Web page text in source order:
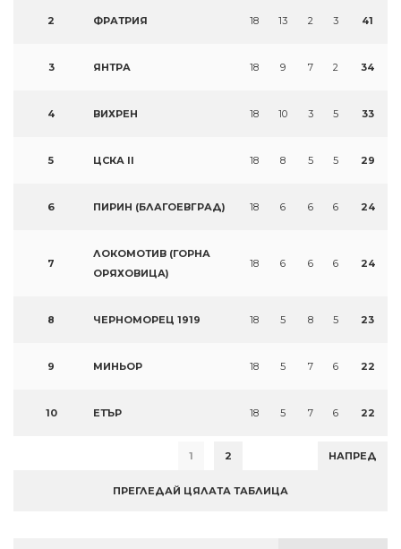
2 ФРАТРИЯ 18 13 2 3 41
3 ЯНТРА 18 9 7 2 34
4 ВИХРЕН 18 10 3 5 33
5 ЦСКА II 18 8 5 5 29
6 ПИРИН (БЛАГОЕВГРАД) 18 6 6 6 24
7
ЛОКОМОТИВ (ГОРНА
ОРЯХОВИЦА)
18 6 6 6 24
8 ЧЕРНОМОРЕЦ 1919 18 5 8 5 23
9 МИНЬОР 18 5 7 6 22
10 ЕТЪР 18 5 7 6 22
1 2 НАПРЕД
ПРЕГЛЕДАЙ ЦЯЛАТА ТАБЛИЦА